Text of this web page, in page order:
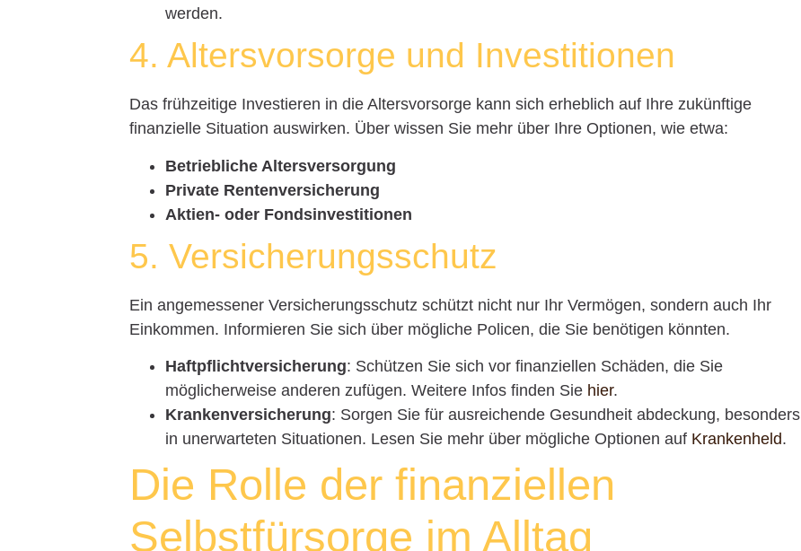
werden.
4. Altersvorsorge und Investitionen
Das frühzeitige Investieren in die Altersvorsorge kann sich erheblich auf Ihre zukünftige
finanzielle Situation auswirken. Über wissen Sie mehr über Ihre Optionen, wie etwa:
Betriebliche Altersversorgung
Private Rentenversicherung
Aktien- oder Fondsinvestitionen
5. Versicherungsschutz
Ein angemessener Versicherungsschutz schützt nicht nur Ihr Vermögen, sondern auch Ihr
Einkommen. Informieren Sie sich über mögliche Policen, die Sie benötigen könnten.
Haftpflichtversicherung: Schützen Sie sich vor finanziellen Schäden, die Sie
möglicherweise anderen zufügen. Weitere Infos finden Sie hier.
Krankenversicherung: Sorgen Sie für ausreichende Gesundheit abdeckung, besonders
in unerwarteten Situationen. Lesen Sie mehr über mögliche Optionen auf Krankenheld.
Die Rolle der finanziellen
Selbstfürsorge im Alltag